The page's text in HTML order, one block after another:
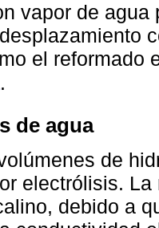
vapor de
el reformado
.
de agua
de
electrólisis.
debido a